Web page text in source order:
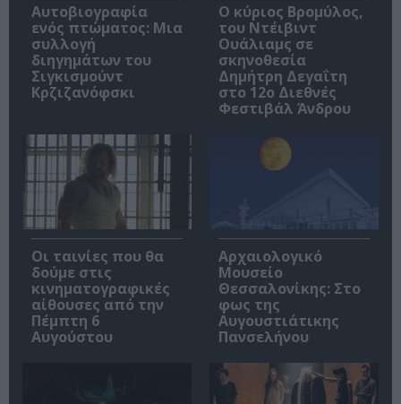
Αυτοβιογραφία
ενός πτώματος: Μια
συλλογή
διηγημάτων του
Σιγκισμούντ
Κρζιζανόφσκι
O κύριος Βρομύλος,
του Ντέιβιντ
Ουάλιαμς σε
σκηνοθεσία
Δημήτρη Δεγαΐτη
στο 12ο Διεθνές
Φεστιβάλ Άνδρου
Οι ταινίες που θα
δούμε στις
κινηματογραφικές
αίθουσες από την
Πέμπτη 6
Αυγούστου
Αρχαιολογικό
Μουσείο
Θεσσαλονίκης: Στο
φως της
Αυγουστιάτικης
Πανσελήνου